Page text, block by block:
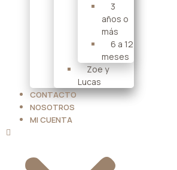
3
años o
más
6 a 12
meses
Zoe y
Lucas
CONTACTO
NOSOTROS
MI CUENTA